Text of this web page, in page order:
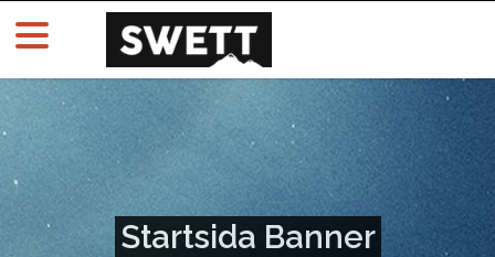
Startsida Banner